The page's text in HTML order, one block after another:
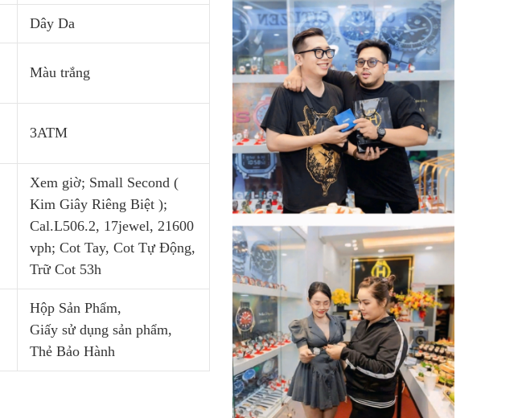
Dây Da
Màu trắng
3ATM
Xem giờ; Small Second (
Kim Giây Riêng Biệt );
Cal.L506.2, 17jewel, 21600
vph; Cot Tay, Cot Tự Động,
Trữ Cot 53h
Hộp Sản Phẩm,
Giấy sử dụng sản phẩm,
Thẻ Bảo Hành